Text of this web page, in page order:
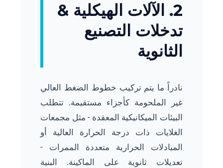
2. الآلات الهيكلية &
تدخلات التصنيع
الثانوية
نادراً ما يتم تركيب خطوط الضغط العالي
غير الملحومة كأجزاء مستقيمة. تتطلب
البيئات الميكانيكية المعقدة - مثل مجمعات
الغلايات ذات درجة الحرارة العالية أو
المبادلات الحرارية متعددة الممرات -
تعديلات ثانوية على الماكينة. البنية